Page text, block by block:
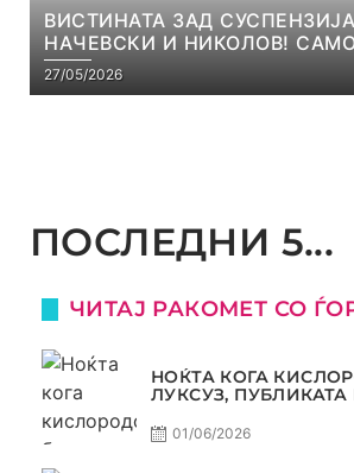
ВИСТИНАТА ЗАД
НАЧЕВСКИ И НИКОЛОВ!
С5Е8
27/05/2026
ПОСЛЕДНИ 5...
ЧИТАЈ РАКОМЕТ СО
НОЌТА КОГА
ЛУКСУЗ, ПУБЛИКАТА
01/06/2026